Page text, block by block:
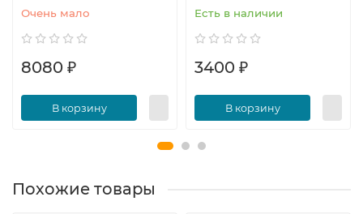
Очень мало
8080 ₽
В корзину
Есть в наличии
3400 ₽
В корзину
Похожие товары